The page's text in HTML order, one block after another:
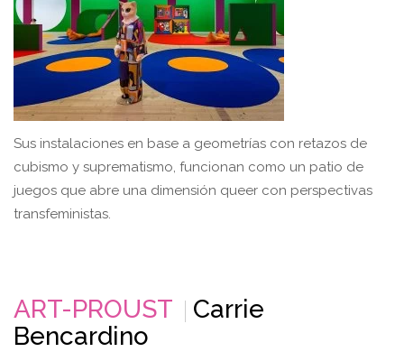
Sus instalaciones en base a geometrías con retazos de
cubismo y suprematismo, funcionan como un patio de
juegos que abre una dimensión queer con perspectivas
transfeministas.
ART-PROUST
Carrie
Bencardino